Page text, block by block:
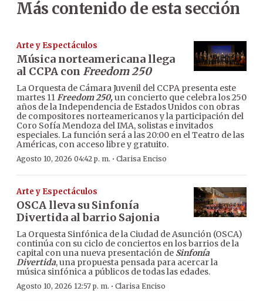
Más contenido de esta sección
Arte y Espectáculos
Música norteamericana llega
al CCPA con Freedom 250
La Orquesta de Cámara Juvenil del CCPA presenta este
martes 11Freedom 250,un concierto que celebra los 250
años de la Independencia de Estados Unidos con obras
de compositores norteamericanos y la participación del
Coro Sofía Mendoza del IMA, solistas e invitados
especiales. La función será a las 20:00 en el Teatro de las
Américas, con acceso libre y gratuito.
Agosto 10, 2026 04:42 p. m. · Clarisa Enciso
Arte y Espectáculos
OSCA lleva su Sinfonía
Divertida al barrio Sajonia
La Orquesta Sinfónica de la Ciudad de Asunción (OSCA)
continúa con su ciclo de conciertos en los barrios de la
capital con una nueva presentación de Sinfonía
Divertida, una propuesta pensada para acercar la
música sinfónica a públicos de todas las edades.
Agosto 10, 2026 12:57 p. m. · Clarisa Enciso